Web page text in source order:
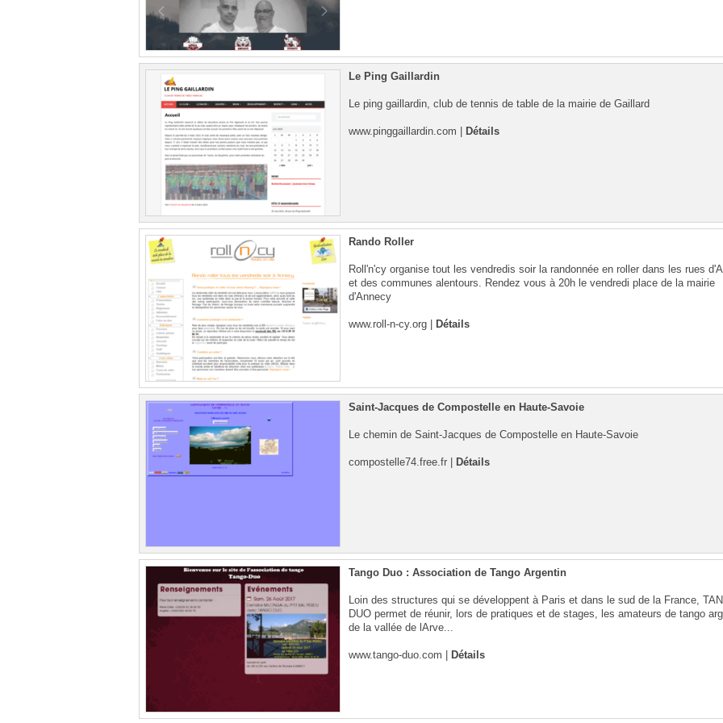
Le Ping Gaillardin
Le ping gaillardin, club de tennis de table de la mairie de Gaillard
www.pinggaillardin.com Détails
Rando Roller
Roll'n'cy organise tout les vendredis soir la randonnée en roller dans les rues
et des communes alentours. Rendez vous à 20h le vendredi place de la mairie
d'Annecy
www.roll-n-cy.org Détails
Saint-Jacques de Compostelle en Haute-Savoie
Le chemin de Saint-Jacques de Compostelle en Haute-Savoie
compostelle74.free.fr Détails
Tango Duo : Association de Tango Argentin
Loin des structures qui se développent à Paris et dans le sud de la France,
DUO permet de réunir, lors de pratiques et de stages, les amateurs de tango
de la vallée de lArve...
www.tango-duo.com Détails